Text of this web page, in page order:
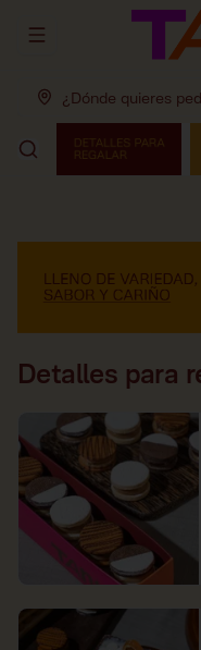
Abrir menu de
¿Dónde quieres
Detalles para